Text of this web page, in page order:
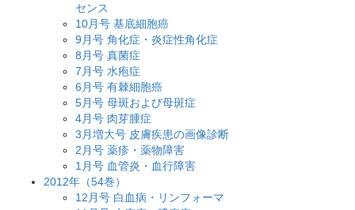
センス
10月号 基底細胞癌
9月号 角化症・炎症性角化症
8月号 真菌症
7月号 水疱症
6月号 有棘細胞癌
5月号 母斑および母斑症
4月号 肉芽腫症
3月増大号 皮膚疾患の画像診断
2月号 薬疹・薬物障害
1月号 血管炎・血行障害
2012年（54巻）
12月号 白血病・リンフォーマ